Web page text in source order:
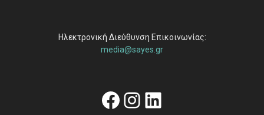
Ηλεκτρονική Διεύθυνση Επικοινωνίας:
media@sayes.gr
Facebook
Instagram
Linkedin